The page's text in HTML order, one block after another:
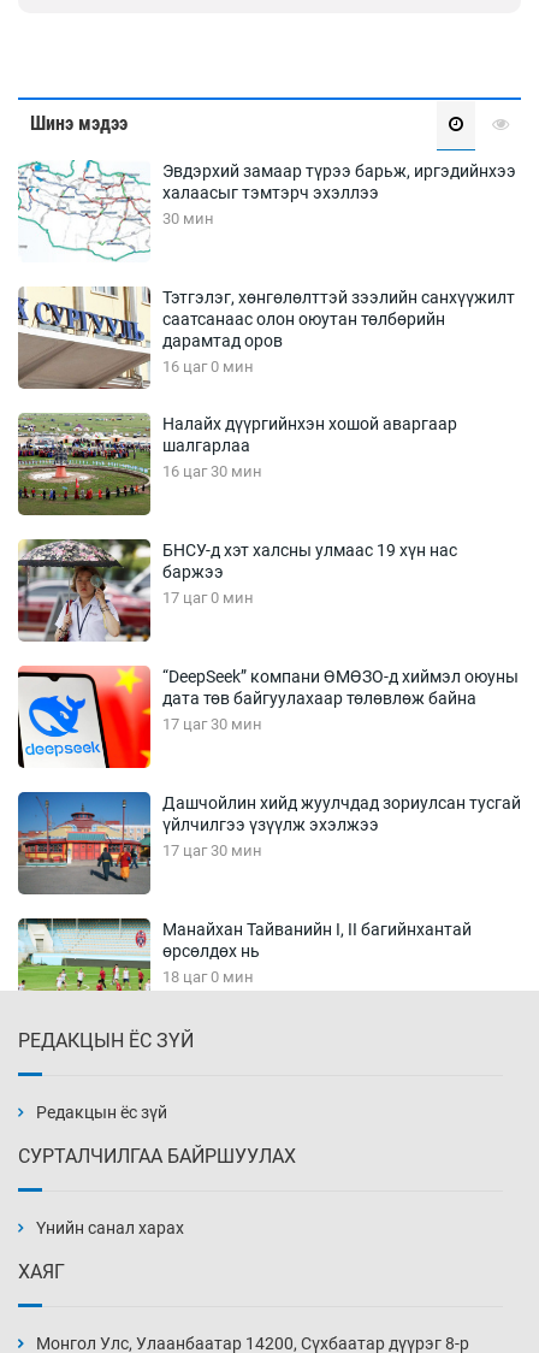
Шинэ мэдээ
Эвдэрхий замаар түрээ барьж, иргэдийнхээ
халаасыг тэмтэрч эхэллээ
30 мин
Тэтгэлэг, хөнгөлөлттэй зээлийн санхүүжилт
саатсанаас олон оюутан төлбөрийн
дарамтад оров
16 цаг 0 мин
Налайх дүүргийнхэн хошой аваргаар
шалгарлаа
16 цаг 30 мин
БНСУ-д хэт халсны улмаас 19 хүн нас
баржээ
17 цаг 0 мин
“DeepSeek” компани ӨМӨЗО-д хиймэл оюуны
дата төв байгуулахаар төлөвлөж байна
17 цаг 30 мин
Дашчойлин хийд жуулчдад зориулсан тусгай
үйлчилгээ үзүүлж эхэлжээ
17 цаг 30 мин
Манайхан Тайванийн I, II багийнхантай
өрсөлдөх нь
18 цаг 0 мин
18 цаг 30 мин
19 цаг 0 мин
РЕДАКЦЫН ЁС ЗҮЙ
Редакцын ёс зүй
СУРТАЛЧИЛГАА БАЙРШУУЛАХ
Үнийн санал харах
ХАЯГ
Монгол Улс, Улаанбаатар 14200, Сүхбаатар дүүрэг 8-р